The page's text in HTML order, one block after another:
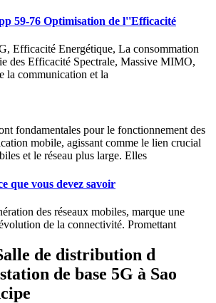
59-76 Optimisation de l''Efficacité
Efficacité Energétique, La consommation
des Efficacité Spectrale, Massive MIMO,
la communication et la
fondamentales pour le fonctionnement des
mobile, agissant comme le lien crucial
et le réseau plus large. Elles
que vous devez savoir
des réseaux mobiles, marque une
de la connectivité. Promettant
de distribution d
de base 5G à Sao